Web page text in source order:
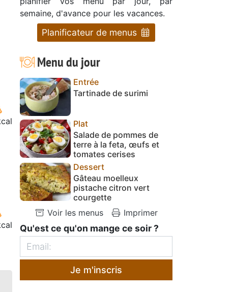
semaine, d'avance pour les vacances.
Planificateur de menus
Menu du jour
Entrée
Tartinade de surimi
Plat
Salade de pommes de
terre à la feta, œufs et
tomates cerises
Dessert
Gâteau moelleux
pistache citron vert
courgette
Voir les menus
Imprimer
Qu'est ce qu'on mange ce soir ?
Je m'inscris